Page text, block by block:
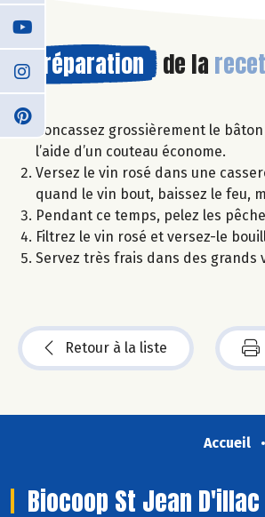
Préparation de la
Concassez grossièrement le
l’aide d’un couteau économe.
Versez le vin rosé dans une
quand le vin bout, baissez le feu,
Pendant ce temps, pelez les
Filtrez le vin rosé et versez-le
Servez très frais dans des grands
Retour à la liste
Accueil
Biocoop St Jean D'illac